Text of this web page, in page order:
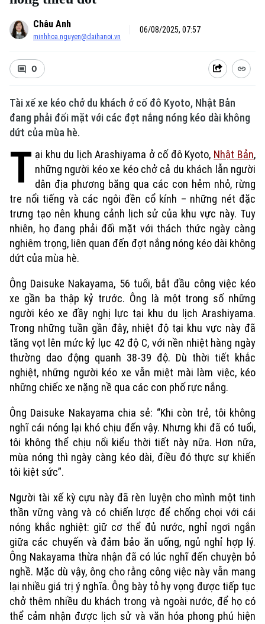
Xu hướng
Châu Anh
minhhoa.nguyen@daihanoi.vn
06/08/2025, 07:57
0
Tài xế xe kéo chở du khách ở cố đô Kyoto, Nhật Bản
đang phải đối mặt với các đợt nắng nóng kéo dài không
dứt của mùa hè.
T ại khu du lịch Arashiyama ở cố đô Kyoto, Nhật Bản,
những người kéo xe kéo chở cả du khách lẫn người
dân địa phương băng qua các con hẻm nhỏ, rừng
tre nổi tiếng và các ngôi đền cổ kính – những nét đặc
trưng tạo nên khung cảnh lịch sử của khu vực này. Tuy
nhiên, họ đang phải đối mặt với thách thức ngày càng
nghiêm trọng, liên quan đến đợt nắng nóng kéo dài không
dứt của mùa hè.
Ông Daisuke Nakayama, 56 tuổi, bắt đầu công việc kéo
xe gần ba thập kỷ trước. Ông là một trong số những
người kéo xe đầy nghị lực tại khu du lịch Arashiyama.
Trong những tuần gần đây, nhiệt độ tại khu vực này đã
tăng vọt lên mức kỷ lục 42 độ C, với nền nhiệt hàng ngày
thường dao động quanh 38-39 độ. Dù thời tiết khắc
nghiệt, những người kéo xe vẫn miệt mài làm việc, kéo
những chiếc xe nặng nề qua các con phố rực nắng.
Ông Daisuke Nakayama chia sẻ: “Khi còn trẻ, tôi không
nghĩ cái nóng lại khó chịu đến vậy. Nhưng khi đã có tuổi,
tôi không thể chịu nổi kiểu thời tiết này nữa. Hơn nữa,
mùa nóng thì ngày càng kéo dài, điều đó thực sự khiến
tôi kiệt sức”.
Người tài xế kỳ cựu này đã rèn luyện cho mình một tinh
thần vững vàng và có chiến lược để chống chọi với cái
nóng khắc nghiệt: giữ cơ thể đủ nước, nghỉ ngơi ngắn
giữa các chuyến và đảm bảo ăn uống, ngủ nghỉ hợp lý.
Ông Nakayama thừa nhận đã có lúc nghĩ đến chuyện bỏ
nghề. Mặc dù vậy, ông cho rằng công việc này vẫn mang
lại nhiều giá trị ý nghĩa. Ông bày tỏ hy vọng được tiếp tục
chở thêm nhiều du khách trong và ngoài nước, để họ có
thể cảm nhận được lịch sử và văn hóa phong phú hiện